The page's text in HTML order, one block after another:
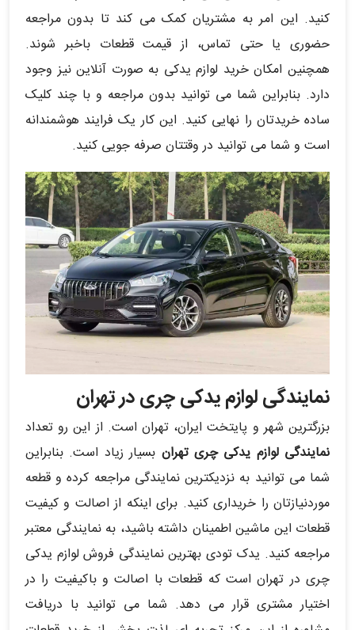
کنید. این امر به مشتریان کمک می کند تا بدون مراجعه
حضوری یا حتی تماس، از قیمت قطعات باخبر شوند.
همچنین امکان خرید لوازم یدکی به صورت آنلاین نیز وجود
دارد. بنابراین شما می توانید بدون مراجعه و با چند کلیک
ساده خریدتان را نهایی کنید. این کار یک فرایند هوشمندانه
است و شما می توانید در وقتتان صرفه جویی کنید.
نمایندگی لوازم یدکی چری در تهران
بزرگترین شهر و پایتخت ایران، تهران است. از این رو تعداد
نمایندگی لوازم یدکی چری تهران بسیار زیاد است. بنابراین
شما می توانید به نزدیکترین نمایندگی مراجعه کرده و قطعه
موردنیازتان را خریداری کنید. برای اینکه از اصالت و کیفیت
قطعات این ماشین اطمینان داشته باشید، به نمایندگی معتبر
مراجعه کنید. یدک تودی بهترین نمایندگی فروش لوازم یدکی
چری در تهران است که قطعات با اصالت و باکیفیت را در
اختیار مشتری قرار می دهد. شما می توانید با دریافت